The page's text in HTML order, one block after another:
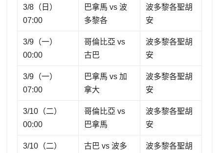
3/8（日）
07:00
巴拿馬 vs 波
多黎各
波多黎各聖胡
安
3/9（一）
00:00
哥倫比亞 vs
古巴
波多黎各聖胡
安
3/9（一）
07:00
巴拿馬 vs 加
拿大
波多黎各聖胡
安
3/10（二）
00:00
哥倫比亞 vs
巴拿馬
波多黎各聖胡
安
3/10（二）
古巴 vs 波多
波多黎各聖胡